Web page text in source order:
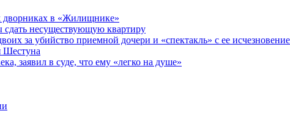
дворниках в «Жилищнике»
несуществующую квартиру
за убийство приемной дочери и «спектакль» с ее
Шестуна
заявил в суде, что ему «легко на душе»